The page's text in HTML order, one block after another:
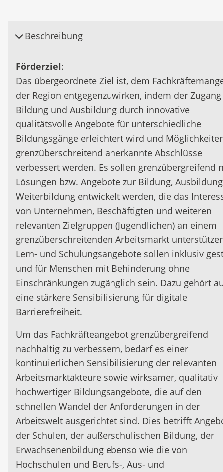
Beschreibung
Förderziel:
Das übergeordnete Ziel ist, dem
der Region entgegenzuwirken, indem der Zugang
Bildung und Ausbildung durch innovative
qualitätsvolle Angebote für unterschiedliche
Bildungsgänge erleichtert wird und
grenzüberschreitend anerkannte Abschlüsse
verbessert werden. Es sollen grenzübergreifend
Lösungen bzw. Angebote zur Bildung,
Weiterbildung entwickelt werden, die das
von Unternehmen, Beschäftigten und weiteren
relevanten Zielgruppen (Jugendlichen) an einem
grenzüberschreitenden Arbeitsmarkt
Lern- und Schulungsangebote sollen inklusiv
und für Menschen mit Behinderung ohne
Einschränkungen zugänglich sein. Dazu gehört
eine stärkere Sensibilisierung für digitale
Barrierefreiheit.
Um das Fachkräfteangebot grenzübergreifend
nachhaltig zu verbessern, bedarf es einer
kontinuierlichen Sensibilisierung der relevanten
Arbeitsmarktakteure sowie wirksamer, qualitativ
hochwertiger Bildungsangebote, die auf den
schnellen Wandel der Anforderungen in der
Arbeitswelt ausgerichtet sind. Dies betrifft
der Schulen, der außerschulischen Bildung, der
Erwachsenenbildung ebenso wie die von
Hochschulen und Berufs-, Aus- und